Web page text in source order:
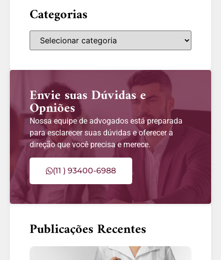
Publicações Recentes
Envie suas Dúvidas e
Opniões
Nossa equipe de advogados está preparada
para esclarecer suas dúvidas e oferecer a
direção que você precisa e merece.
(11 ) 93400-6988
Categorias